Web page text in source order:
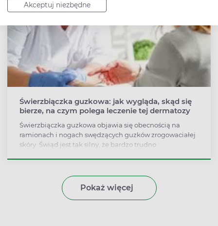
Akceptuj niezbędne
Świerzbiączka guzkowa: jak wygląda, skąd się
bierze, na czym polega leczenie tej dermatozy
Świerzbiączka guzkowa objawia się obecnością na
ramionach i nogach swędzących guzków zrogowaciałej
skóry. Świąd jest tak silny, że bardzo trudno
Pokaż więcej